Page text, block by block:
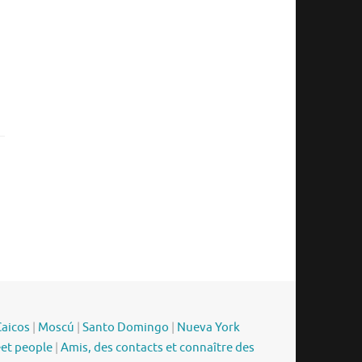
| Moscú | Santo Domingo | Nueva York
people | Amis, des contacts et connaître des